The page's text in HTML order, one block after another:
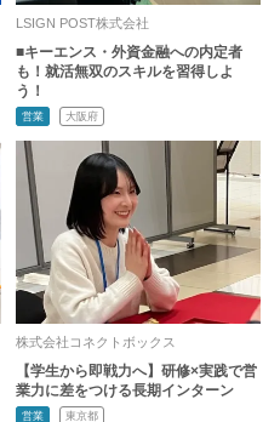
LSIGN POST株式会社
■キーエンス・外資金融への内定者
も！就活無双のスキルを習得しよ
う！
営業 大阪府
株式会社コネクトボックス
【学生から即戦力へ】研修×実践で営
業力に差をつける長期インターン
営業 東京都